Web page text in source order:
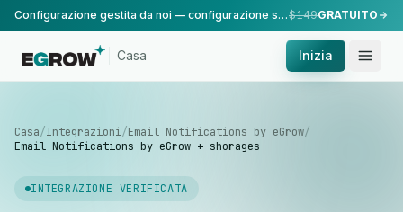
Configurazione gestita da noi — configurazione standard, eseguita dal nostro team.$149GRATUITO
Casa Inizia
Casa/Integrazioni/Email Notifications by eGrow/
Email Notifications by eGrow + shorages
INTEGRAZIONE VERIFICATA